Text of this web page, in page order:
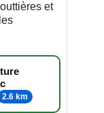
et
2.6 km